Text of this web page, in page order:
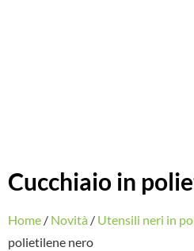
Cucchiaio in
Home / Novità / Utensili neri in
polietilene nero